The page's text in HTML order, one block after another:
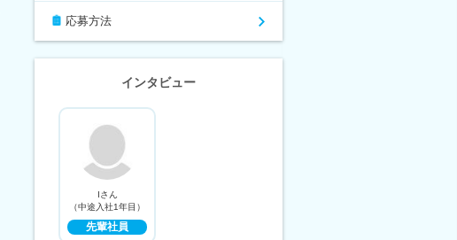
応募方法
インタビュー
Iさん
（中途入社1年目）
先輩社員